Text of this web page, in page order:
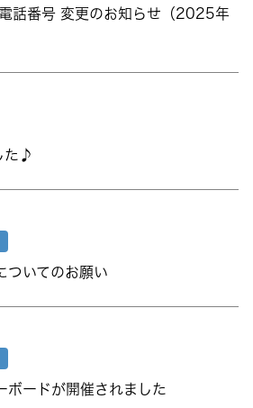
話番号 変更のお知らせ（2025年
た♪
ついてのお願い
ードが開催されました